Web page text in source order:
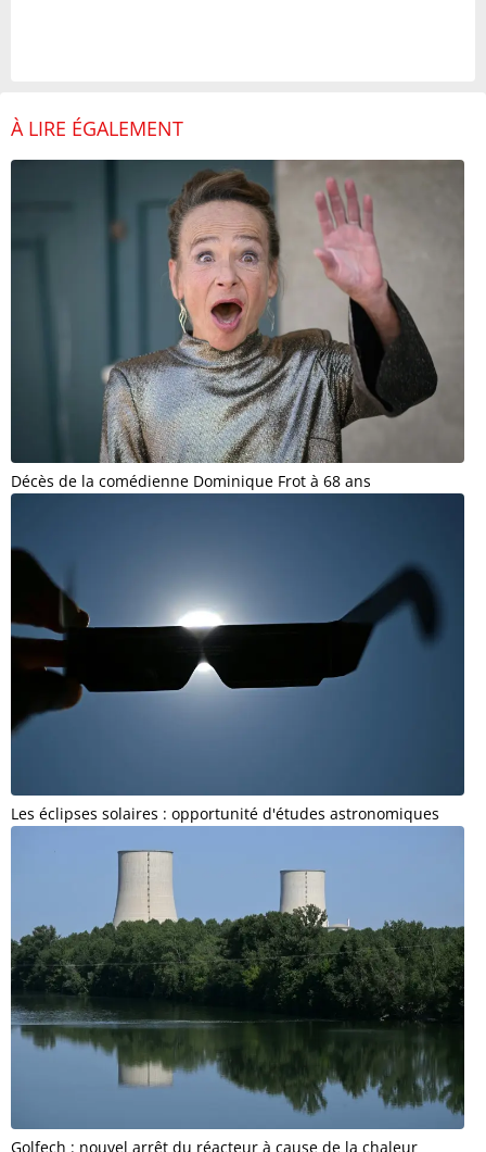
À LIRE ÉGALEMENT
Décès de la comédienne Dominique Frot à 68 ans
Les éclipses solaires : opportunité d'études astronomiques
Golfech : nouvel arrêt du réacteur à cause de la chaleur